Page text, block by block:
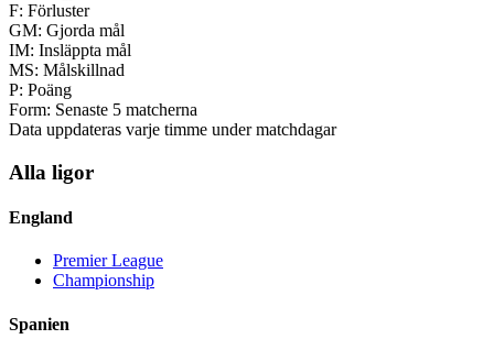
F: Förluster
GM: Gjorda mål
IM: Insläppta mål
MS: Målskillnad
P: Poäng
Form: Senaste 5 matcherna
Data uppdateras varje timme under matchdagar
Alla ligor
England
Premier League
Championship
Spanien